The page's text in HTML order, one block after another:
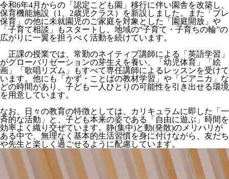
令和6年4月からの「認定こども園」移行に伴い園舎を改築し、
保育機能施設（1、2歳児クラス）を新設しました。また「プレ
保育」の他に未就園児のご家庭を対象とした「園庭開放」や
「子育て相談」もスタートし、地域の“子育て・子育ちの輪”の
広がりに一翼を担うべく活動を続けています。
正課の授業では、常勤のネイティブ講師による「英語学習」
がグローバリゼーションの芽生えを養い、「幼児体育」「絵
画」「歌唱リズム」もすべて専任講師によるレッスンを受けて
います。他にも「かず・ことばの教材学習」や「ピアニカ」な
どの時間があり、子ども一人ひとりの可能性を引き出せる環境
を用意しています。
なお、日々の教育の特徴としては、カリキュラムに即した「一
斉的な活動」と、子ども本来の姿である「自由に遊ぶ」時間を
効率よく織り交ぜています。静(集中)と動(発散)のメリハリが
ある中で、無理なく基本的生活習慣を身に付けながら、友だち
や先生と楽しく過ごせるように配慮しています。